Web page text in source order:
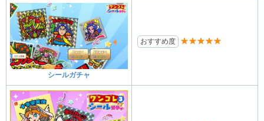
シールガチャ
おすすめ度 ★★★★★